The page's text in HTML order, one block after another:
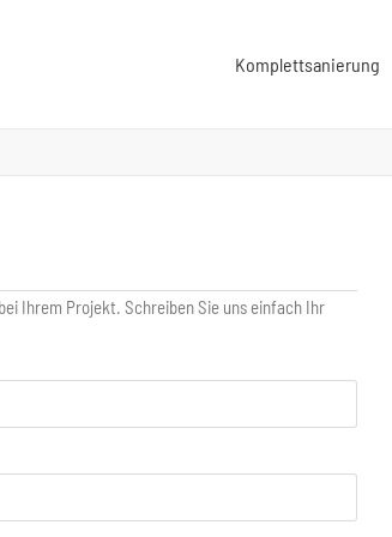
Komplettsanierung
Ihrem Projekt. Schreiben Sie uns einfach Ihr